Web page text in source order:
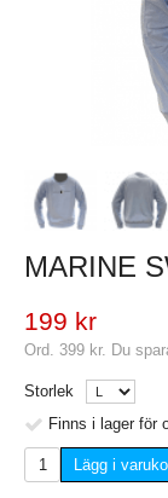
MARINE
199 kr
Ord. 399 kr. Du
Storlek
Finns i lager för
Lägg i